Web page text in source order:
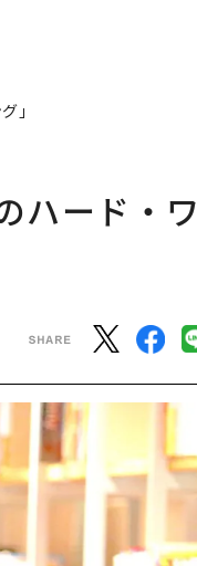
」
ハード・ワ